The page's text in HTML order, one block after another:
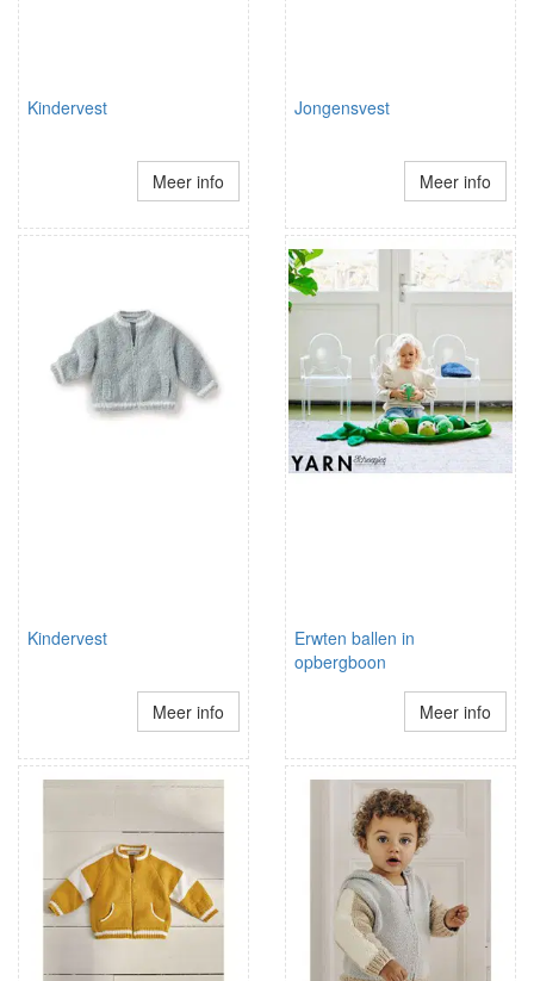
Kindervest
Meer info
Jongensvest
Meer info
Kindervest
Meer info
Erwten ballen in
opbergboon
Meer info